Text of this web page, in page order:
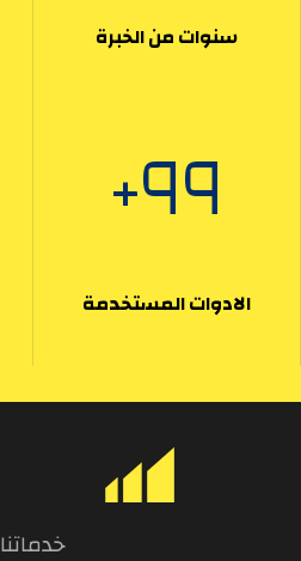
سنوات من الخبرة
٩٩+
الادوات المستخدمة
خدماتنا